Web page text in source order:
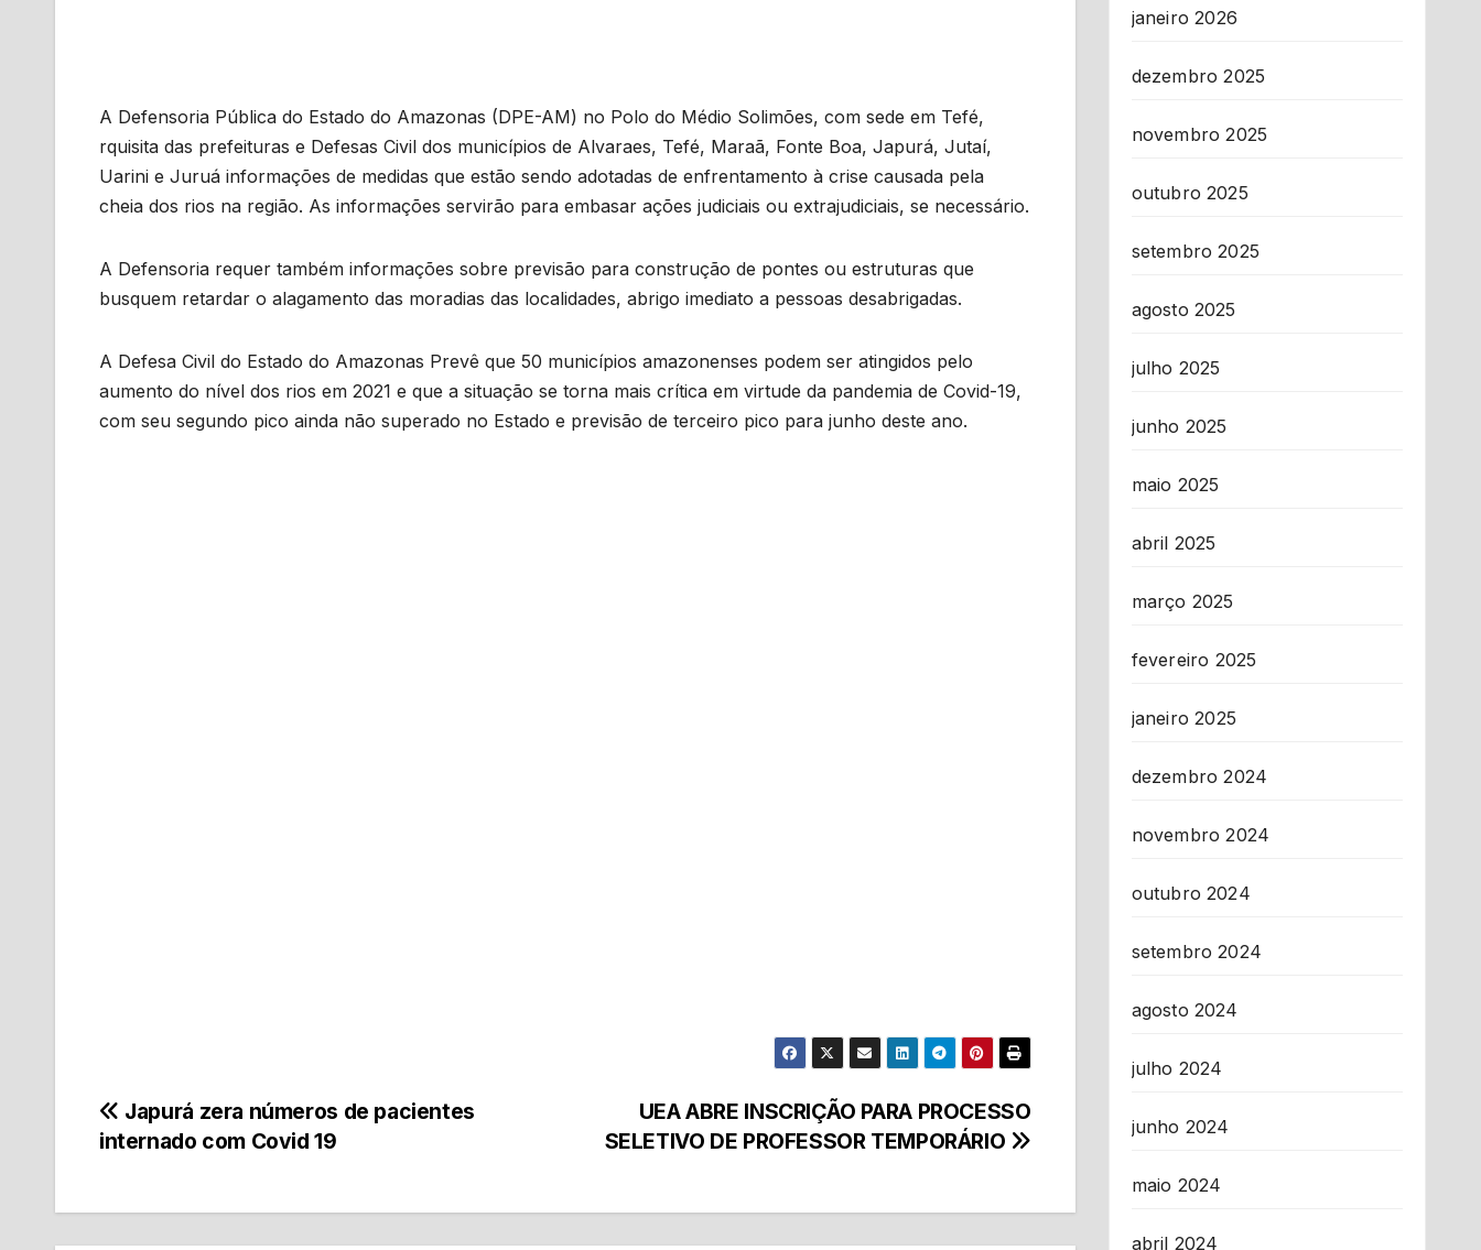
A Defensoria Pública do Estado do Amazonas (DPE-AM) no Polo do Médio Solimões, com sede em Tefé,
rquisita das prefeituras e Defesas Civil dos municípios de Alvaraes, Tefé, Maraã, Fonte Boa, Japurá, Jutaí,
Uarini e Juruá informações de medidas que estão sendo adotadas de enfrentamento à crise causada pela
cheia dos rios na região. As informações servirão para embasar ações judiciais ou extrajudiciais, se necessário.
A Defensoria requer também informações sobre previsão para construção de pontes ou estruturas que
busquem retardar o alagamento das moradias das localidades, abrigo imediato a pessoas desabrigadas.
A Defesa Civil do Estado do Amazonas Prevê que 50 municípios amazonenses podem ser atingidos pelo
aumento do nível dos rios em 2021 e que a situação se torna mais crítica em virtude da pandemia de Covid-19,
com seu segundo pico ainda não superado no Estado e previsão de terceiro pico para junho deste ano.
Navegação
Post
UEA ABRE INSCRIÇÃO PARA PROCESSO
SELETIVO DE PROFESSOR TEMPORÁRIO
Japurá zera números de pacientes
internado com Covid 19
janeiro 2026
dezembro 2025
novembro 2025
outubro 2025
setembro 2025
agosto 2025
julho 2025
junho 2025
maio 2025
abril 2025
março 2025
fevereiro 2025
janeiro 2025
dezembro 2024
novembro 2024
outubro 2024
setembro 2024
agosto 2024
julho 2024
junho 2024
maio 2024
abril 2024